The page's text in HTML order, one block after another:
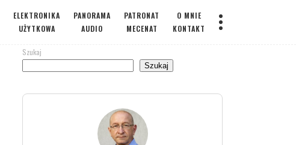
ELEKTRONIKA
UŻYTKOWA
PANORAMA
AUDIO
PATRONAT
MECENAT
O MNIE
KONTAKT
Szukaj
Szukaj